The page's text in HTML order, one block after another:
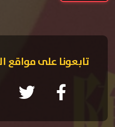
تابعونا على مواقع